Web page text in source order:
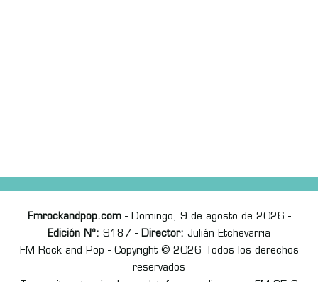
Fmrockandpop.com- Domingo, 9 de agosto de 2026 -
Edición Nº: 9187 - Director: Julián Etchevarria
FM Rock and Pop - Copyright © 2026 Todos los derechos
reservados